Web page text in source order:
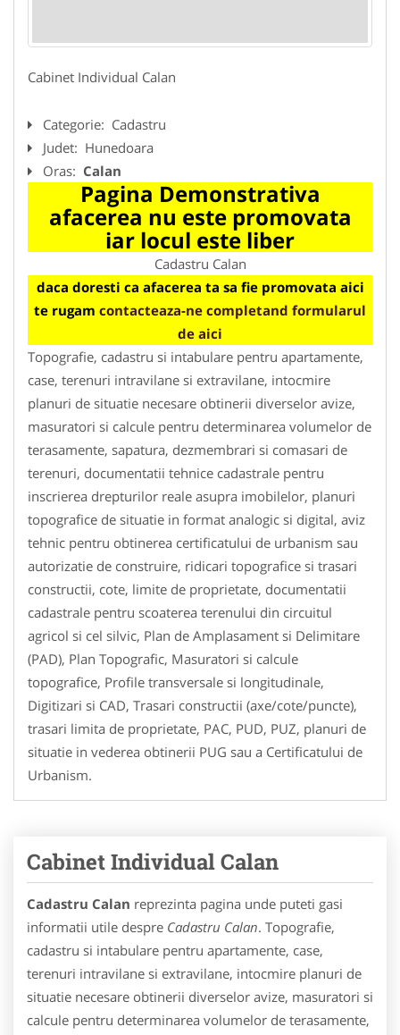
Cabinet Individual Calan
Categorie: Cadastru
Judet: Hunedoara
Oras: Calan
Pagina Demonstrativa
afacerea nu este promovata
iar locul este liber
Cadastru Calan
daca doresti ca afacerea ta sa fie promovata aici
te rugam contacteaza-ne completand formularul
de aici
Topografie, cadastru si intabulare pentru apartamente,
case, terenuri intravilane si extravilane, intocmire
planuri de situatie necesare obtinerii diverselor avize,
masuratori si calcule pentru determinarea volumelor de
terasamente, sapatura, dezmembrari si comasari de
terenuri, documentatii tehnice cadastrale pentru
inscrierea drepturilor reale asupra imobilelor, planuri
topografice de situatie in format analogic si digital, aviz
tehnic pentru obtinerea certificatului de urbanism sau
autorizatie de construire, ridicari topografice si trasari
constructii, cote, limite de proprietate, documentatii
cadastrale pentru scoaterea terenului din circuitul
agricol si cel silvic, Plan de Amplasament si Delimitare
(PAD), Plan Topografic, Masuratori si calcule
topografice, Profile transversale si longitudinale,
Digitizari si CAD, Trasari constructii (axe/cote/puncte),
trasari limita de proprietate, PAC, PUD, PUZ, planuri de
situatie in vederea obtinerii PUG sau a Certificatului de
Urbanism.
Cabinet Individual Calan
Cadastru Calan reprezinta pagina unde puteti gasi
informatii utile despre Cadastru Calan. Topografie,
cadastru si intabulare pentru apartamente, case,
terenuri intravilane si extravilane, intocmire planuri de
situatie necesare obtinerii diverselor avize, masuratori si
calcule pentru determinarea volumelor de terasamente,